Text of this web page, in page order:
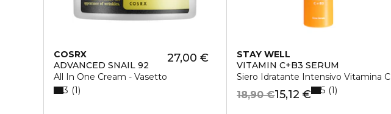
COSRX
ADVANCED SNAIL 92
All In One Cream - Vasetto
27,00 €
3 1
STAY WELL
VITAMIN C+B3 SERUM
Siero Idratante Intensivo Vitamina C
15,12 €
18,90 € 5 1